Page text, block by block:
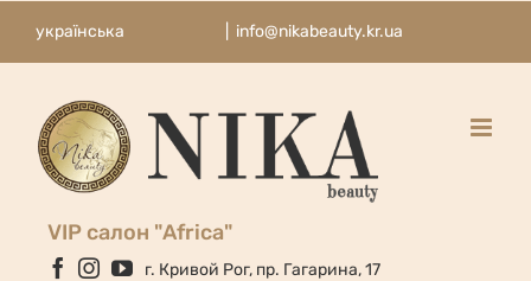
українська info@nikabeauty.kr.ua
VIP салон "Africa"
Facebook
Instagram
YouTube
г. Кривой Рог, пр. Гагарина, 17